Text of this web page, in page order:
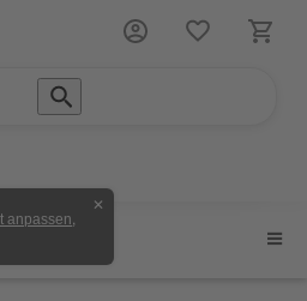
anpassen
✕